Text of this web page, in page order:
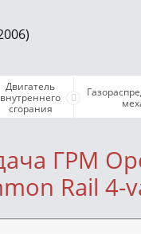
Двигатель
внутреннего
сгорания
ГРМ
Rail 4-